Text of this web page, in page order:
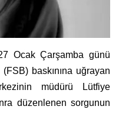
Ocak Çarşamba günü
baskınına uğrayan
müdürü Lütfiye
düzenlenen sorgunun